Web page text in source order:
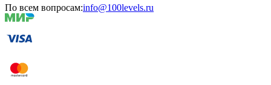
По всем вопросам:info@100levels.ru